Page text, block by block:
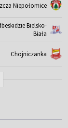
Niepołomice
Bielsko-
Biała
Chojniczanka